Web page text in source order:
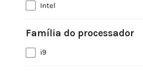
Intel
Família do processador
i9